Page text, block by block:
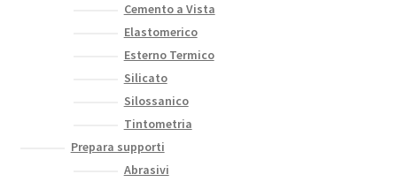
Cemento a Vista
Elastomerico
Esterno Termico
Silicato
Silossanico
Tintometria
Prepara supporti
Abrasivi